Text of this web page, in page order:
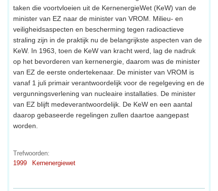
taken die voortvloeien uit de KernenergieWet (KeW) van de
minister van EZ naar de minister van VROM. Milieu- en
veiligheidsaspecten en bescherming tegen radioactieve
straling zijn in de praktijk nu de belangrijkste aspecten van de
KeW. In 1963, toen de KeW van kracht werd, lag de nadruk
op het bevorderen van kernenergie, daarom was de minister
van EZ de eerste ondertekenaar. De minister van VROM is
vanaf 1 juli primair verantwoordelijk voor de regelgeving en de
vergunningsverlening van nucleaire installaties. De minister
van EZ blijft medeverantwoordelijk. De KeW en een aantal
daarop gebaseerde regelingen zullen daartoe aangepast
worden.
Trefwoorden:
1999
Kernenergiewet